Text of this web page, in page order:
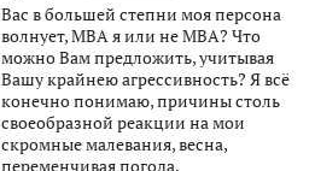
Вас в большей степни моя персона
волнует, МВА я или не МВА? Что
можно Вам предложить, учитывая
Вашу крайнею агрессивность? Я всё
конечно понимаю, причины столь
своеобразной реакции на мои
скромные малевания, весна,
переменчивая погода,